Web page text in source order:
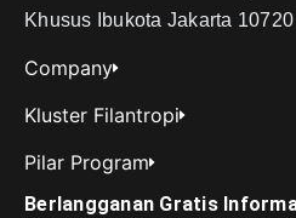
Khusus Ibukota Jakarta 10720
Company
Kluster Filantropi
Pilar Program
Berlangganan Gratis